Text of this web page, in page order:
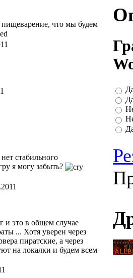
что мы будем
стабильного
я могу забыть?
и это в общем случае
... Хотя уверен через
пиратские, а через
на локалки и будем всем